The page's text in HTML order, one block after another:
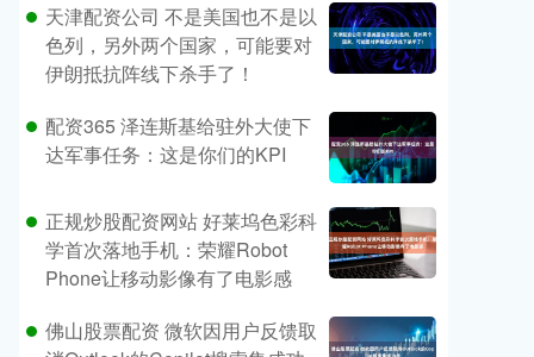
天津配资公司 不是美国也不是以
色列，另外两个国家，可能要对
伊朗抵抗阵线下杀手了！
配资365 泽连斯基给驻外大使下
达军事任务：这是你们的KPI
正规炒股配资网站 好莱坞色彩科
学首次落地手机：荣耀Robot
Phone让移动影像有了电影感
佛山股票配资 微软因用户反馈取